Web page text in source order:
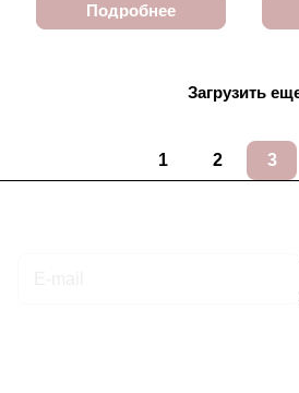
Подробнее
Загрузить
1 2 3